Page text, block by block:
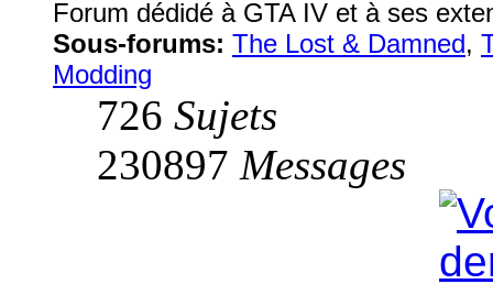
Forum dédidé à GTA IV et à ses
Sous-forums: The Lost & Damned,
Modding
726 Sujets
230897 Messages